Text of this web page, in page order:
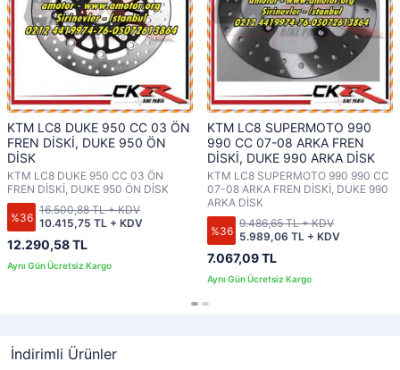
KTM LC8 DUKE 950 CC 03 ÖN
FREN DİSKİ, DUKE 950 ÖN
DİSK
KTM LC8 DUKE 950 CC 03 ÖN
FREN DİSKİ, DUKE 950 ÖN DİSK
%36
12.290,58 TL
10.415,75 TL + KDV
16.500,88 TL + KDV
KTM LC8 SUPERMOTO 990
990 CC 07-08 ARKA FREN
DİSKİ, DUKE 990 ARKA DİSK
KTM LC8 SUPERMOTO 990 990 CC
07-08 ARKA FREN DİSKİ, DUKE 990
ARKA DİSK
%36
7.067,09 TL
5.989,06 TL + KDV
9.486,65 TL + KDV
İndirimli Ürünler